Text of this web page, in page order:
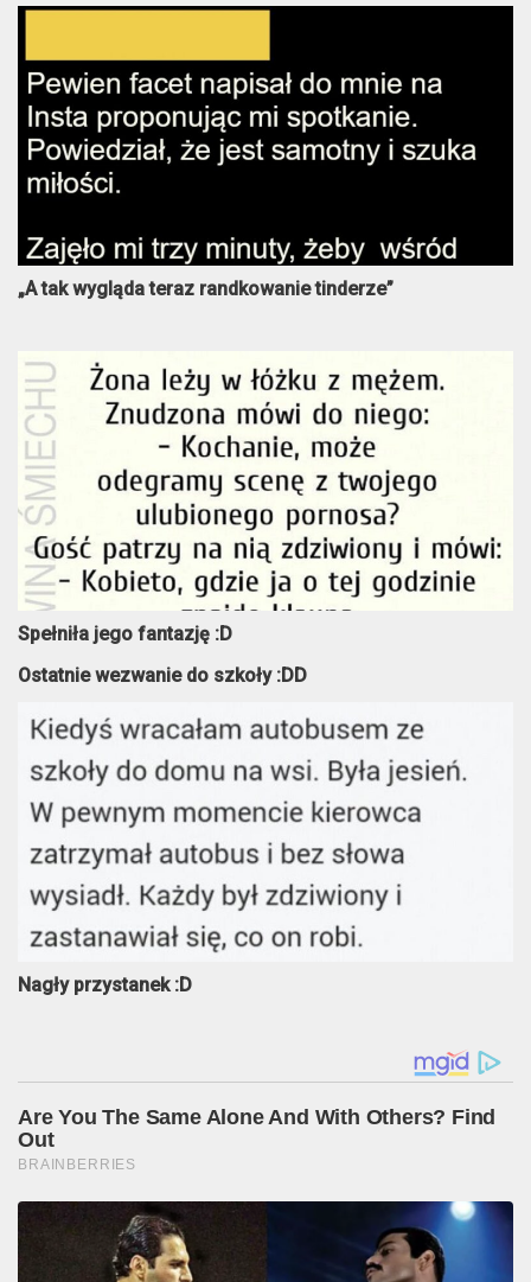
„A tak wygląda teraz randkowanie tinderze”
Spełniła jego fantazję :D
Ostatnie wezwanie do szkoły :DD
Nagły przystanek :D